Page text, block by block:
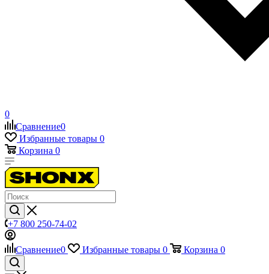
0
Сравнение0
Избранные товары 0
Корзина 0
+7 800 250-74-02
Сравнение0 Избранные товары 0 Корзина 0